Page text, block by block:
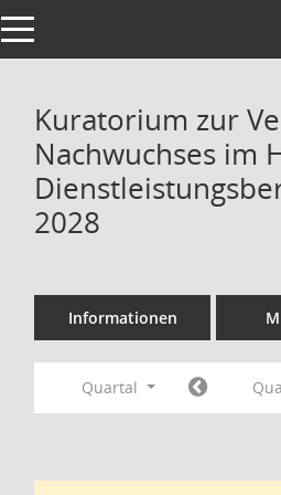
Toggle navigation
Kuratorium zur
Nachwuchses im
2028
Informationen
Quartal